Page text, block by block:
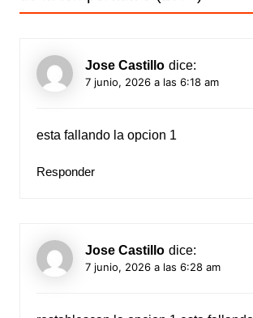
Jose Castillo dice:
7 junio, 2026 a las 6:18 am
esta fallando la opcion 1
Responder
Jose Castillo dice:
7 junio, 2026 a las 6:28 am